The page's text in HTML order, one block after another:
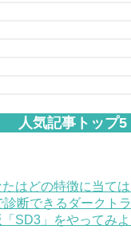
人気記事トップ5